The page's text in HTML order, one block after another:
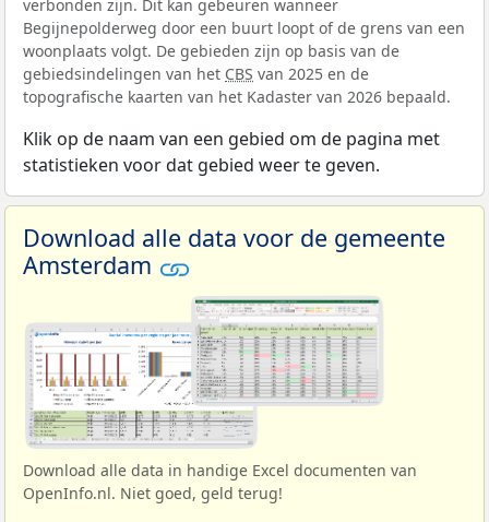
verbonden zijn. Dit kan gebeuren wanneer
Begijnepolderweg door een buurt loopt of de grens van een
woonplaats volgt. De gebieden zijn op basis van de
gebiedsindelingen van het CBS van 2025 en de
topografische kaarten van het Kadaster van 2026 bepaald.
Klik op de naam van een gebied om de pagina met
statistieken voor dat gebied weer te geven.
Download alle data voor de gemeente
Amsterdam
Download alle data in handige Excel documenten van
OpenInfo.nl. Niet goed, geld terug!